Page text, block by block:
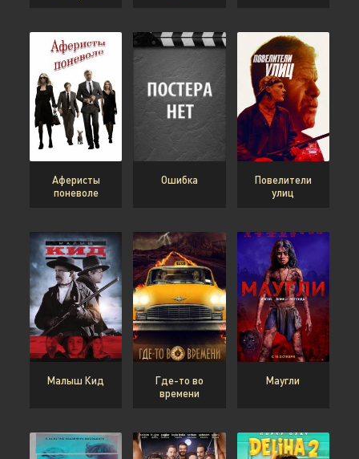
Аферисты
поневоле
Ошибка
Повелители
улиц
Малыш Кид
Где-то во
времени
Маугли